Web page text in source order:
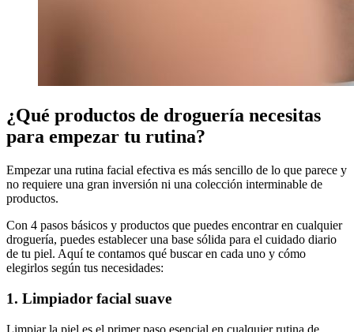
¿Qué productos de droguería necesitas
para empezar tu rutina?
Empezar una rutina facial efectiva es más sencillo de lo que parece y
no requiere una gran inversión ni una colección interminable de
productos.
Con 4 pasos básicos y productos que puedes encontrar en cualquier
droguería, puedes establecer una base sólida para el cuidado diario
de tu piel. Aquí te contamos qué buscar en cada uno y cómo
elegirlos según tus necesidades:
1. Limpiador facial suave
Limpiar la piel es el primer paso esencial en cualquier rutina de